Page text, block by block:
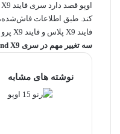
اوپو
فایند X9 پلاس و فایند X9 پرو خواهد بود.
سه تغییر مهم در سری Find X9:
نوشته های مشابه